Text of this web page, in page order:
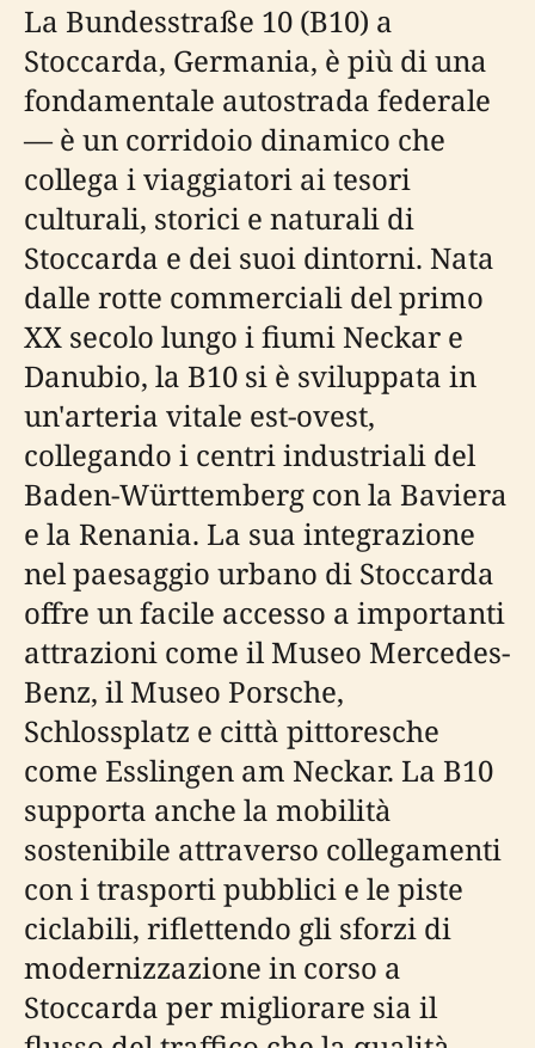
La Bundesstraße 10 (B10) a
Stoccarda, Germania, è più di una
fondamentale autostrada federale
— è un corridoio dinamico che
collega i viaggiatori ai tesori
culturali, storici e naturali di
Stoccarda e dei suoi dintorni. Nata
dalle rotte commerciali del primo
XX secolo lungo i fiumi Neckar e
Danubio, la B10 si è sviluppata in
un'arteria vitale est-ovest,
collegando i centri industriali del
Baden-Württemberg con la Baviera
e la Renania. La sua integrazione
nel paesaggio urbano di Stoccarda
offre un facile accesso a importanti
attrazioni come il Museo Mercedes-
Benz, il Museo Porsche,
Schlossplatz e città pittoresche
come Esslingen am Neckar. La B10
supporta anche la mobilità
sostenibile attraverso collegamenti
con i trasporti pubblici e le piste
ciclabili, riflettendo gli sforzi di
modernizzazione in corso a
Stoccarda per migliorare sia il